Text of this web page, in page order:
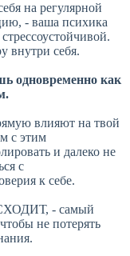
на регулярной
- ваша психика
внутри себя.
одновременно как
влияют на твой
с этим
и далеко не
с
к себе.
- самый
не потерять